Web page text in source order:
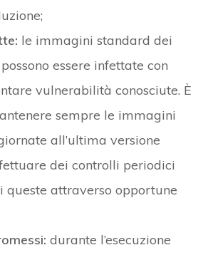
le immagini standard dei
essere infettate con
vulnerabilità conosciute. È
sempre le immagini
all’ultima versione
dei controlli periodici
queste attraverso opportune
durante l’esecuzione